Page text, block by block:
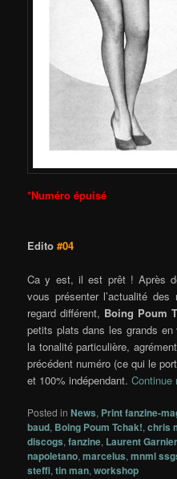
*Numéro épuisé
Edito#04
Ca y est, il est prêt ! Après
vous présenter l’actualité
regard différent, Boing Poum
petits plats dans les grands
la tonalité particulière,
précédent numéro (ce qui le
et 100% indépendant.Continue
Posted in News, Print fanzine-
baud, Boing Poum Tchak!,chris
discogs,fanzine, Laurent Garnier
napoletano,marcelus,mnml
steffi,tin man,workshop